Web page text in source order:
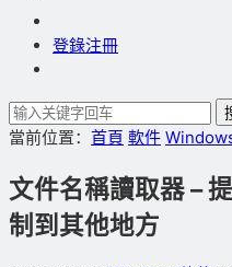
登錄注冊
當前位置： 首頁 軟件
文件名稱讀取器 –
制到其他地方